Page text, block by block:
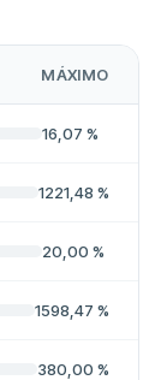
MÁXIMO
16,07 %
1221,48 %
20,00 %
1598,47 %
380,00 %